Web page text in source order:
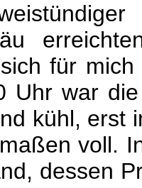
für
Uhr war
kühl, erst
voll.
dessen